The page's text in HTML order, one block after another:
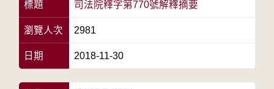
標題 司法院釋字第770號解釋摘要
瀏覽人次 2981
日期 2018-11-30